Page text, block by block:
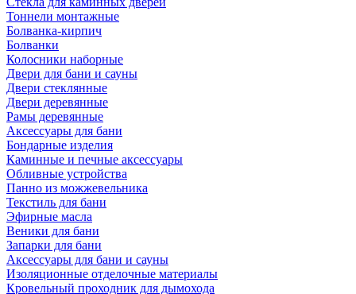
Тоннели монтажные
Болванка-кирпич
Болванки
Колосники наборные
Двери для бани и сауны
Двери стеклянные
Двери деревянные
Рамы деревянные
Аксессуары для бани
Бондарные изделия
Каминные и печные аксессуары
Обливные устройства
Панно из можжевельника
Текстиль для бани
Эфирные масла
Веники для бани
Запарки для бани
Аксессуары для бани и сауны
Изоляционные отделочные материалы
Кровельный проходник для дымохода